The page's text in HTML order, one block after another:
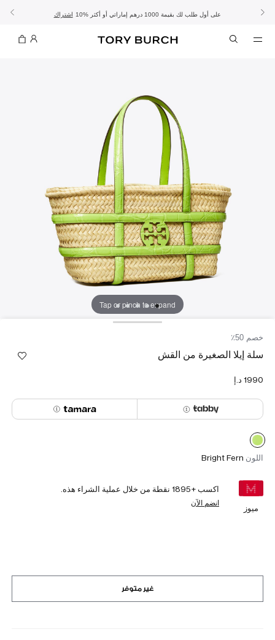
الموسم الجديد: إطلالات العملتسوّقي التشكيلة تشكيلة عيد الأضحىتسوقي اشتراك 10% على أول طلب لك بقيمة 1000 درهم إماراتي أو أكثر تفاصيل - الشحن المجاني تفاصيل - تسوق الآن واستلم في المتجر
Tap or pinch to expand
خصم 50٪
سلة إيلا الصغيرة من القش
اللون Bright Fern
ميوز
اكسب +1895 نقطة من خلال عملية الشراء هذه.
انضم الآن
غير متوفر